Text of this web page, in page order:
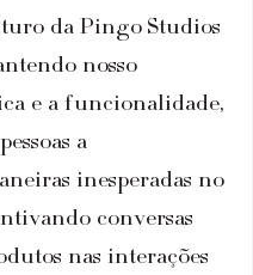
da Pingo Studios
nosso
e a funcionalidade,
a
inesperadas no
conversas
nas interações